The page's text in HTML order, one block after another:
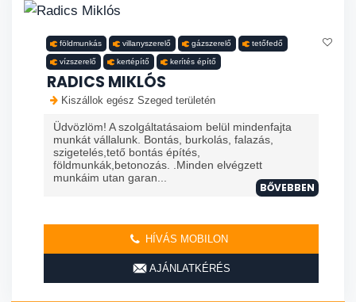
földmunkás villanyszerelő gázszerelő tetőfedő
vízszerelő kertépítő kerítés építő
RADICS MIKLÓS
Kiszállok egész Szeged területén
Üdvözlöm! A szolgáltatásaiom belül mindenfajta
munkát vállalunk. Bontás, burkolás, falazás,
szigetelés,tető bontás építés,
földmunkák,betonozás. .Minden elvégzett
munkáim utan garan...
BŐVEBBEN
HÍVÁS MOBILON
AJÁNLATKÉRÉS